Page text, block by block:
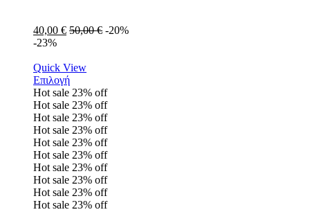
40,00 € 50,00€ -20%
-23%
Quick View
Επιλογή
Hot sale 23% off
Hot sale 23% off
Hot sale 23% off
Hot sale 23% off
Hot sale 23% off
Hot sale 23% off
Hot sale 23% off
Hot sale 23% off
Hot sale 23% off
Hot sale 23% off